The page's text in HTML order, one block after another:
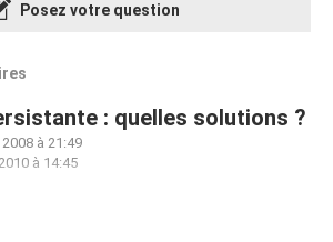
Posez votre question
: quelles solutions ?
à 21:49
à 14:45